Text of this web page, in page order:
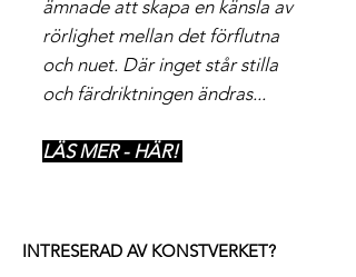
ämnade att skapa en känsla av
rörlighet mellan det förflutna
och nuet. Där inget står stilla
och färdriktningen ändras...
LÄS MER - HÄR!
INTRESERAD AV KONSTVERKET?